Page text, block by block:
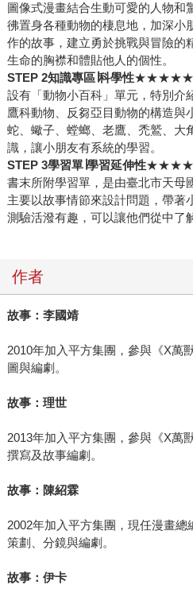
圖像式漫畫結合生動可愛的人物和
彿置身各種動物的棲息地，加深小
作的故事，建立勇於挑戰與冒險的
生命的胸襟和體貼他人的個性。
STEP 2知識專區∣ 科學性★★★★★
設有「動物小百科」單元，特別介
鷹科動物、反芻亞目動物的構造與
蛇、蠍子、螳螂、老鷹、禿鷲、大
識，讓小朋友有系統的學習。
STEP 3學習單∣學習延伸性
書末所附學習單，是由臺北市天母
主要以故事情節來設計問題，帶著
測驗活潑有趣，可以讓他們從中了
作者
故事：李國靖
2010年加入平方集團，參與《X萬
圖與編劇。
故事：理世
2013年加入平方集團，參與《X萬
撰寫及故事編劇。
故事：陳紹霖
2002年加入平方集團，現任漫畫
策劃、分鏡與編劇。
故事：伊卡